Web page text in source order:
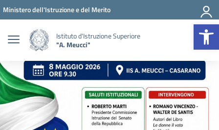
Vai ai contenuti
Vai al menu di navigazione
Vai al footer
Ministero dell'Istruzione e del Merito
Istituto d'Istruzione Superiore
"A. Meucci"